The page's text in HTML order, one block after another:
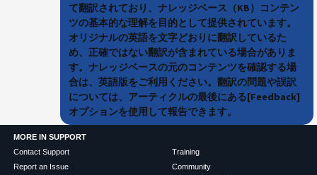
て翻訳されており、ナレッジベース（KB）コンテン
ツの基本的な理解を目的として提供されています。
オリジナルの英語を文字どおりに翻訳しているた
め、正確ではない翻訳が含まれている場合がありま
す。ナレッジベースの元のコンテンツを確認する場
合は、英語版をご利用ください。翻訳の問題や誤訳
については、アーティクルの最後にある[Feedback]
オプションを使用して報告できます。
MORE IN SUPPORT
Contact Support
Report an Issue
Training
Community